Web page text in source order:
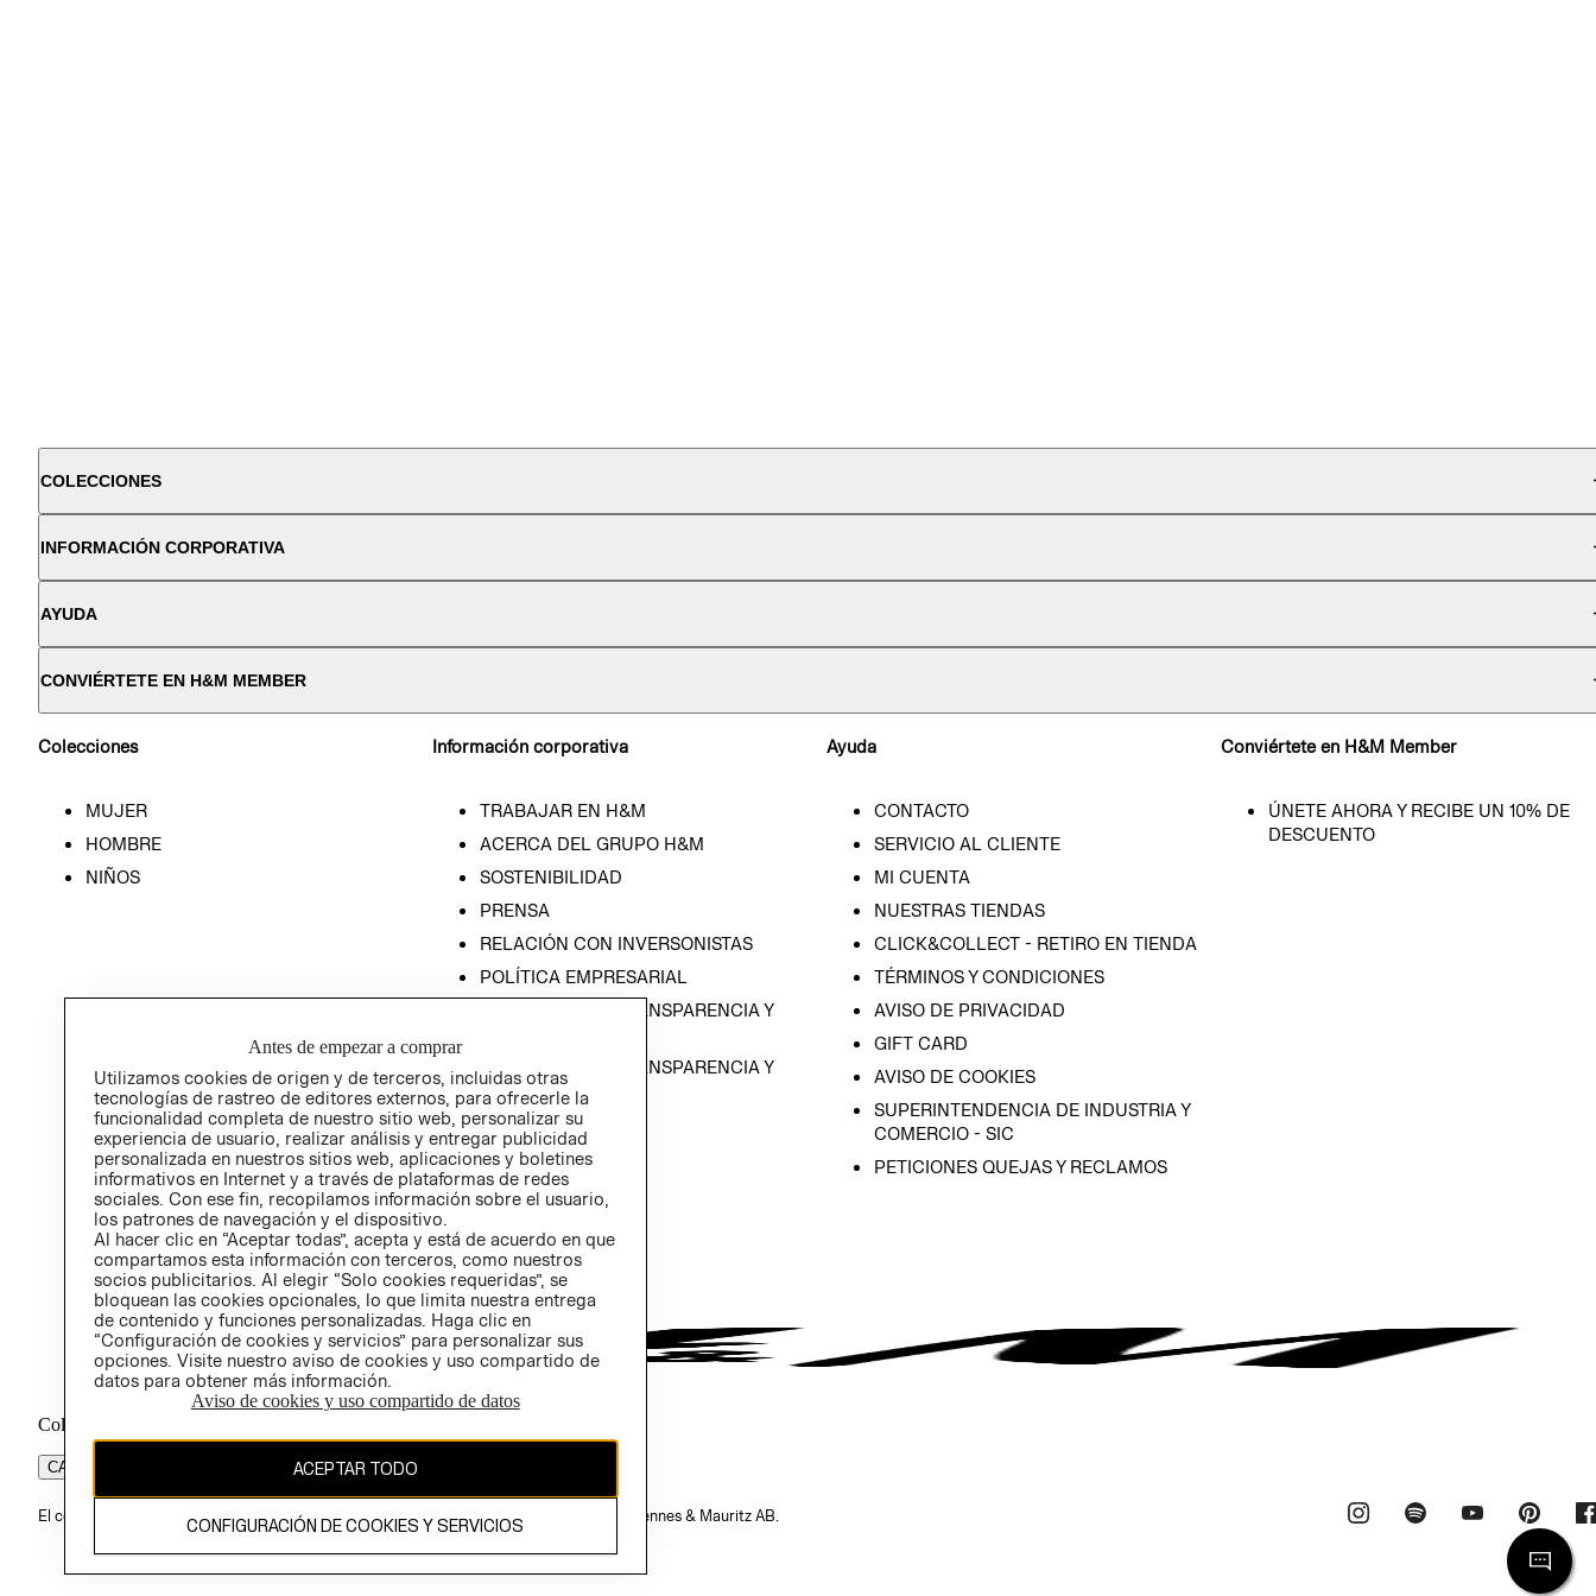
COLECCIONES
INFORMACIÓN CORPORATIVA
AYUDA
CONVIÉRTETE EN H&M MEMBER
Colecciones
MUJER
HOMBRE
NIÑOS
Información corporativa
TRABAJAR EN H&M
ACERCA DEL GRUPO H&M
SOSTENIBILIDAD
PRENSA
RELACIÓN CON INVERSONISTAS
POLÍTICA EMPRESARIAL
PROGRAMA DE TRANSPARENCIA Y
PROGRAMA DE TRANSPARENCIA Y
ÉTICA (INGLÉS)
Ayuda
CONTACTO
SERVICIO AL CLIENTE
MI CUENTA
NUESTRAS TIENDAS
CLICK&COLLECT - RETIRO EN TIENDA
TÉRMINOS Y CONDICIONES
AVISO DE PRIVACIDAD
GIFT CARD
AVISO DE COOKIES
SUPERINTENDENCIA DE INDUSTRIA Y
COMERCIO - SIC
PETICIONES QUEJAS Y RECLAMOS
Conviértete en H&M Member
ÚNETE AHORA Y RECIBE UN 10% DE
DESCUENTO
Colombia ($)
CAMBIAR REGIÓN
El contenido de esta página web está protegido por copyright y es propiedad de H&M Hennes & Mauritz AB.
Antes de empezar a comprar
Utilizamos cookies de origen y de terceros, incluidas otras
tecnologías de rastreo de editores externos, para ofrecerle la
funcionalidad completa de nuestro sitio web, personalizar su
experiencia de usuario, realizar análisis y entregar publicidad
personalizada en nuestros sitios web, aplicaciones y boletines
informativos en Internet y a través de plataformas de redes
sociales. Con ese fin, recopilamos información sobre el usuario,
los patrones de navegación y el dispositivo.
Al hacer clic en “Aceptar todas”, acepta y está de acuerdo en que
compartamos esta información con terceros, como nuestros
socios publicitarios. Al elegir “Solo cookies requeridas”, se
bloquean las cookies opcionales, lo que limita nuestra entrega
de contenido y funciones personalizadas. Haga clic en
“Configuración de cookies y servicios” para personalizar sus
opciones. Visite nuestro aviso de cookies y uso compartido de
datos para obtener más información.
Aviso de cookies y uso compartido de datos
ACEPTAR TODO
CONFIGURACIÓN DE COOKIES Y SERVICIOS